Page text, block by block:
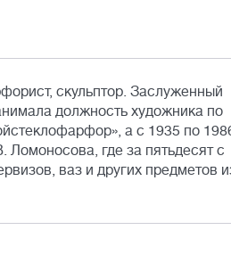
скульптор. Заслуженный
должность художника по
а с 1935 по
где за пятьдесят с
ваз и других предметов